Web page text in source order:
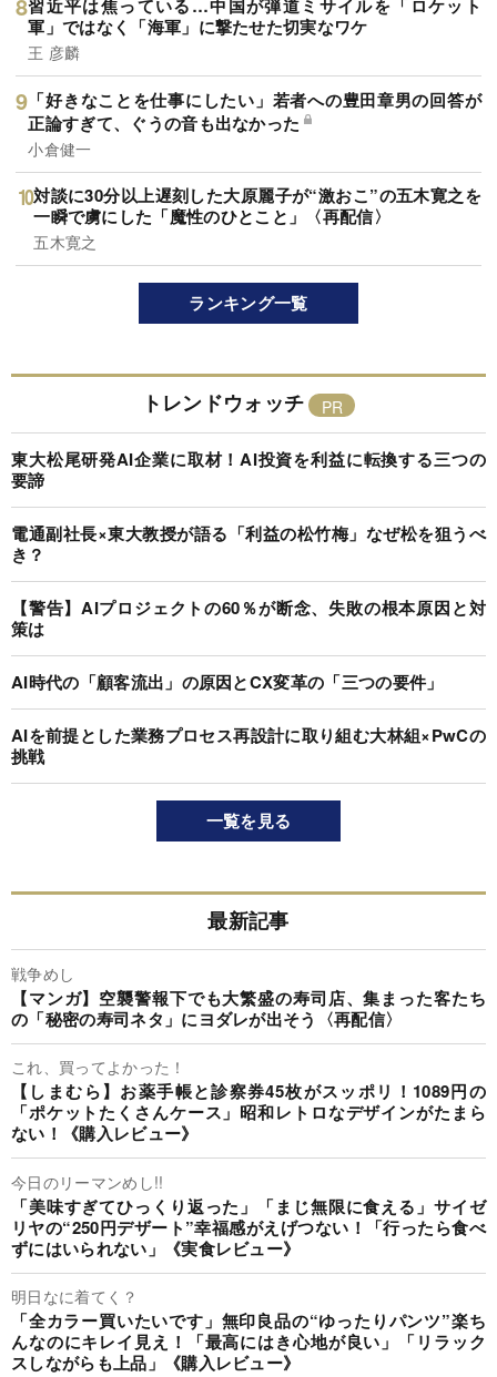
習近平は焦っている…中国が弾道ミサイルを「ロケット
軍」ではなく「海軍」に撃たせた切実なワケ
王 彦麟
「好きなことを仕事にしたい」若者への豊田章男の回答が
正論すぎて、ぐうの音も出なかった
小倉健一
対談に30分以上遅刻した大原麗子が“激おこ”の五木寛之を
一瞬で虜にした「魔性のひとこと」〈再配信〉
五木寛之
ランキング一覧
トレンドウォッチ
東大松尾研発AI企業に取材！AI投資を利益に転換する三つの
要諦
電通副社長×東大教授が語る「利益の松竹梅」なぜ松を狙うべ
き？
【警告】AIプロジェクトの60％が断念、失敗の根本原因と対
策は
AI時代の「顧客流出」の原因とCX変革の「三つの要件」
AIを前提とした業務プロセス再設計に取り組む大林組×PwCの
挑戦
一覧を見る
最新記事
戦争めし
【マンガ】空襲警報下でも大繁盛の寿司店、集まった客たち
の「秘密の寿司ネタ」にヨダレが出そう〈再配信〉
これ、買ってよかった！
【しまむら】お薬手帳と診察券45枚がスッポリ！1089円の
「ポケットたくさんケース」昭和レトロなデザインがたまら
ない！《購入レビュー》
今日のリーマンめし!!
「美味すぎてひっくり返った」「まじ無限に食える」サイゼ
リヤの“250円デザート”幸福感がえげつない！「行ったら食べ
ずにはいられない」《実食レビュー》
明日なに着てく？
「全カラー買いたいです」無印良品の“ゆったりパンツ”楽ち
んなのにキレイ見え！「最高にはき心地が良い」「リラック
スしながらも上品」《購入レビュー》